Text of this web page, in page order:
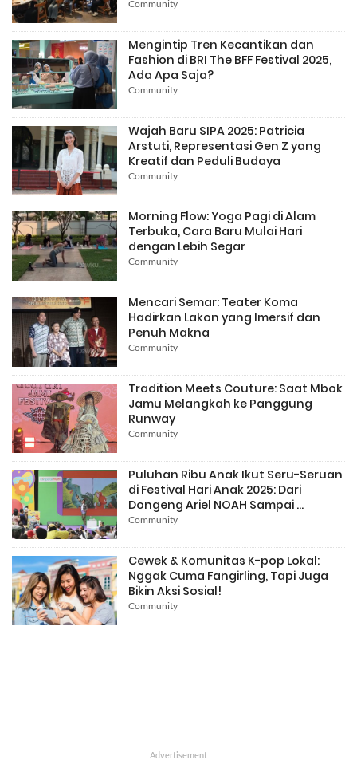
Community
Mengintip Tren Kecantikan dan
Fashion di BRI The BFF Festival 2025,
Ada Apa Saja?
Community
Wajah Baru SIPA 2025: Patricia
Arstuti, Representasi Gen Z yang
Kreatif dan Peduli Budaya
Community
Morning Flow: Yoga Pagi di Alam
Terbuka, Cara Baru Mulai Hari
dengan Lebih Segar
Community
Mencari Semar: Teater Koma
Hadirkan Lakon yang Imersif dan
Penuh Makna
Community
Tradition Meets Couture: Saat Mbok
Jamu Melangkah ke Panggung
Runway
Community
Puluhan Ribu Anak Ikut Seru-Seruan
di Festival Hari Anak 2025: Dari
Dongeng Ariel NOAH Sampai ...
Community
Cewek & Komunitas K-pop Lokal:
Nggak Cuma Fangirling, Tapi Juga
Bikin Aksi Sosial!
Community